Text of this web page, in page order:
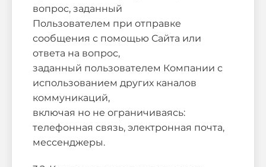
вопрос, заданный
Пользователем при отправке
сообщения с помощью Сайта или
ответа на вопрос,
заданный пользователем Компании с
использованием других каналов
коммуникаций,
включая но не ограничиваясь:
телефонная связь, электронная почта,
мессенджеры.